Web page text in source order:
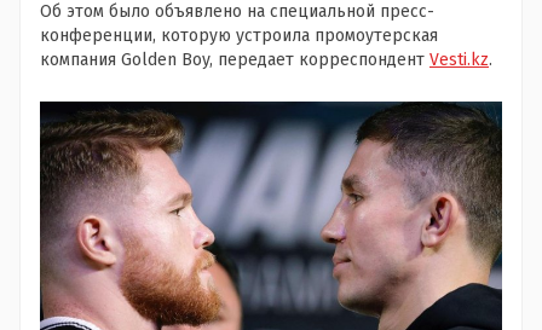
Об этом было объявлено на специальной пресс-
конференции, которую устроила промоутерская
компания Golden Boy, передает корреспондент Vesti.kz.